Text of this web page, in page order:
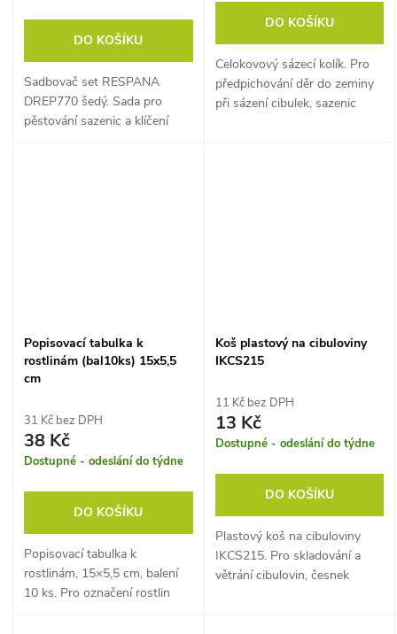
DO KOŠÍKU
Sadbovač set RESPANA
DREP770 šedý. Sada pro
pěstování sazenic a klíčení
DO KOŠÍKU
Celokovový sázecí kolík. Pro
předpichování děr do zeminy
při sázení cibulek, sazenic
Popisovací tabulka k
rostlinám (bal10ks) 15x5,5
cm
31 Kč bez DPH
38 Kč
Dostupné - odeslání do týdne
DO KOŠÍKU
Popisovací tabulka k
rostlinám, 15×5,5 cm, balení
10 ks. Pro označení rostlin
Koš plastový na cibuloviny
IKCS215
11 Kč bez DPH
13 Kč
Dostupné - odeslání do týdne
DO KOŠÍKU
Plastový koš na cibuloviny
IKCS215. Pro skladování a
větrání cibulovin, česnek